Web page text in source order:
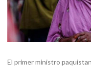
El primer ministro